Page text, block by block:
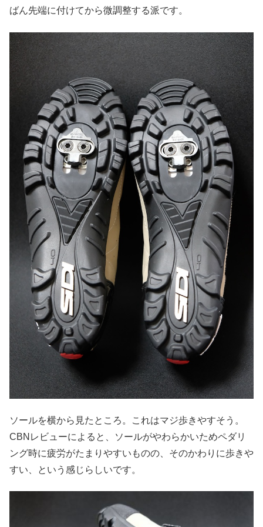
ばん先端に付けてから微調整する派です。
ソールを横から見たところ。これはマジ歩きやすそう。
CBNレビューによると、ソールがやわらかいためペダリ
ング時に疲労がたまりやすいものの、そのかわりに歩きや
すい、という感じらしいです。